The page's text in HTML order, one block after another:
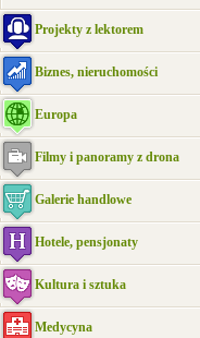
Projekty z lektorem
Biznes, nieruchomości
Europa
Filmy i panoramy z drona
Galerie handlowe
Hotele, pensjonaty
Kultura i sztuka
Medycyna